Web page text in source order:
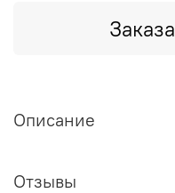
Описание
Отзывы